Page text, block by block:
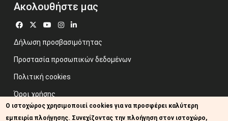
Ακολουθήστε μας
Δήλωση προσβασιμότητας
Προστασία προσωπικών δεδομένων
Πολιτική cookies
Όροι χρήσης
Προηγούμενος ιστότοπος
Ο ιστοχώρος χρησιμοποιεί cookies για να προσφέρει καλύτερη
εμπειρία πλοήγησης. Συνεχίζοντας την πλοήγηση στον ιστοχώρο,